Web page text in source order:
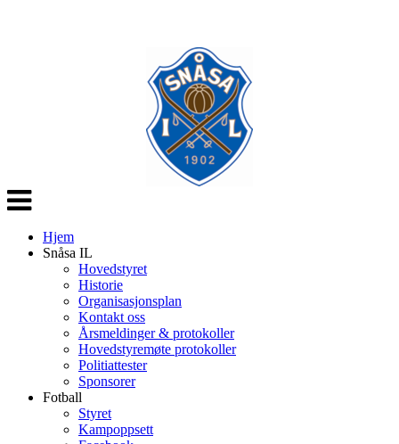
Veksle
navigasjon
Hjem
Snåsa IL
Hovedstyret
Historie
Organisasjonsplan
Kontakt oss
Årsmeldinger & protokoller
Hovedstyremøte protokoller
Politiattester
Sponsorer
Fotball
Styret
Kampoppsett